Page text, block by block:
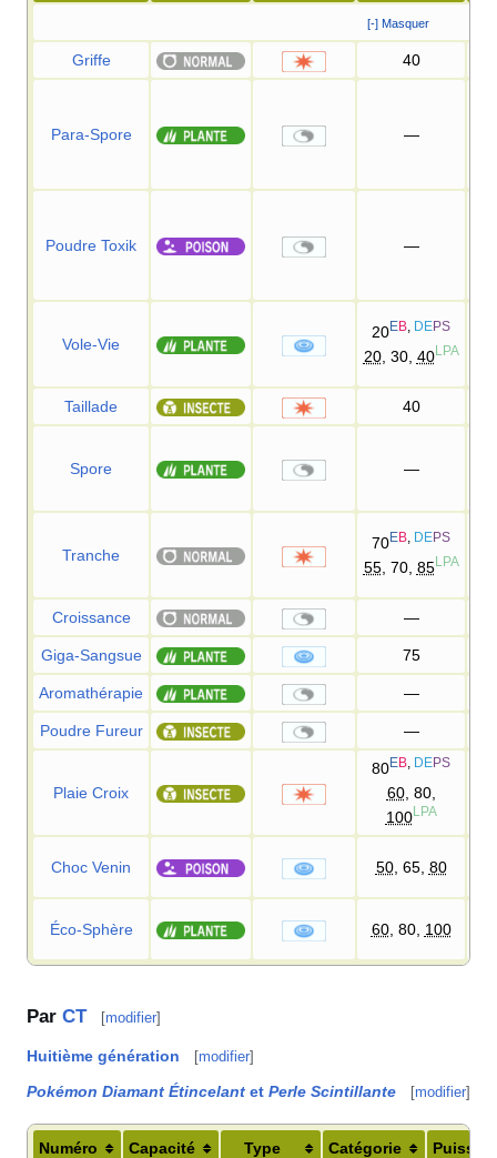
[-] Masquer
Griffe 40
Para-Spore —
Poudre Toxik —
Vole-Vie
20EB DEPS
20, 30, 40 LPA
Taillade 40
Spore —
Tranche
70EB DEPS
55, 70, 85 LPA
Croissance —
Giga-Sangsue 75
Aromathérapie —
Poudre Fureur —
Plaie Croix
80EB DEPS
60, 80,
100 LPA
Choc Venin 50, 65, 80
Éco-Sphère 60, 80, 100
Par CT [modifier]
Huitième génération [modifier]
Pokémon Diamant Étincelant et Perle Scintillante [modifier]
Numéro Capacité Type Catégorie